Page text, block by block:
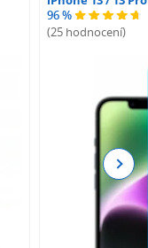
96 %
(25 hodnocení)
Next